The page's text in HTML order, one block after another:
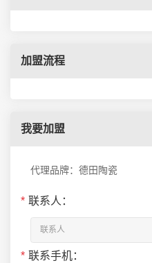
加盟流程
我要加盟
代理品牌：德田陶瓷
* 联系人：
* 联系手机：